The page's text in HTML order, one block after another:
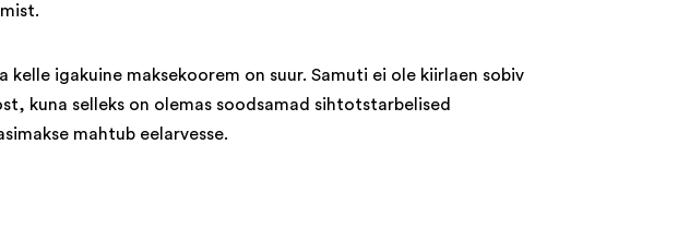
igakuine maksekoorem on suur. Samuti ei ole kiirlaen sobiv
kuna selleks on olemas soodsamad sihtotstarbelised
mahtub eelarvesse.